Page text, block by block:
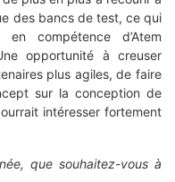
des bancs de test, ce qui
compétence d’Atem
opportunité à creuser
plus agiles, de faire
sur la conception de
intéresser fortement
que souhaitez-vous à